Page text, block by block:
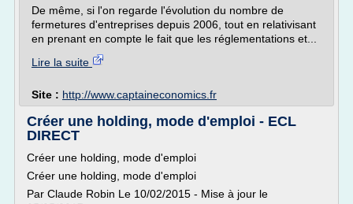
De même, si l'on regarde l'évolution du nombre de
fermetures d'entreprises depuis 2006, tout en relativisant
en prenant en compte le fait que les réglementations et...
Lire la suite
Site : http://www.captaineconomics.fr
Créer une holding, mode d'emploi - ECL
DIRECT
Créer une holding, mode d'emploi
Créer une holding, mode d'emploi
Par Claude Robin Le 10/02/2015 - Mise à jour le